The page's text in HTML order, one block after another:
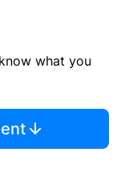
what you